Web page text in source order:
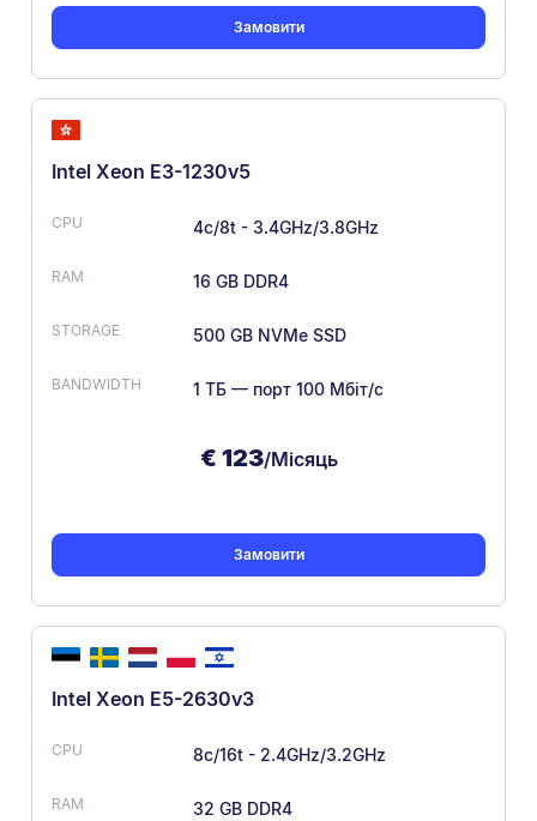
Замовити
Intel Xeon E3-1230v5
4c/8t - 3.4GHz/3.8GHz
16 GB DDR4
500 GB NVMe SSD
1 ТБ — порт 100 Мбіт/с
€ 123/Місяць
Замовити
Intel Xeon E5-2630v3
8c/16t - 2.4GHz/3.2GHz
32 GB DDR4